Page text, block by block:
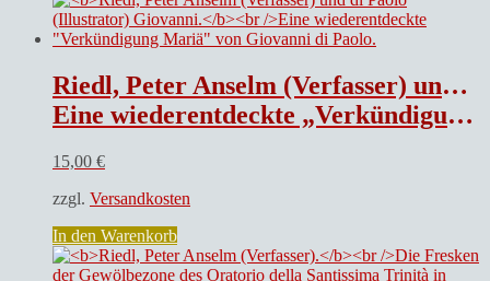
Riedl, Peter Anselm (Verfasser) und di Paolo (Illustrator) Giovanni.
Eine wiederentdeckte „Verkündigung Mariä“ von Giovanni di Paolo.
15,00 €
zzgl. Versandkosten
In den Warenkorb